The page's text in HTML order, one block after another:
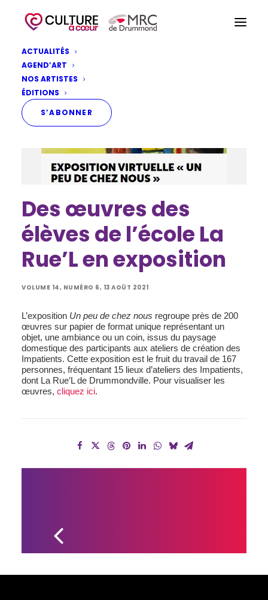
ACTUALITÉS
AGEND’ART
NOS ARTISTES
ÉDITIONS
S’ABONNER
Des œuvres des
élèves de l’école La
Rue’L en exposition
VOLUME 14, NUMÉRO 6, 13 AOÛT 2021
L’exposition Un peu de chez nous regroupe près de 200
œuvres sur papier de format unique représentant un
objet, une ambiance ou un coin, issus du paysage
domestique des participants aux ateliers de création des
Impatients. Cette exposition est le fruit du travail de 167
personnes, fréquentant 15 lieux d’ateliers des Impatients,
dont La Rue’L de Drummondville. Pour visualiser les
œuvres, cliquez ici.